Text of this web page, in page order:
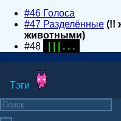
#46 Голоса
#47 Разделённые (!!
животными)
#48
| | | . . .
Тэги